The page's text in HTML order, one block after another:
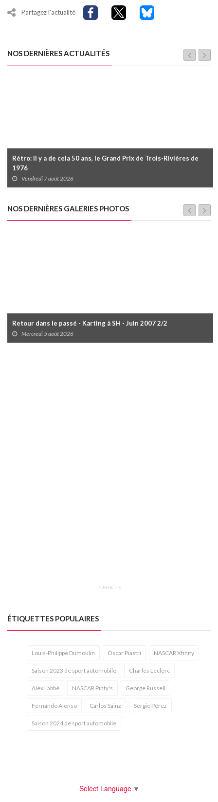
Partagez l'actualité
NOS DERNIÈRES ACTUALITÉS
Rétro: Il y a de cela 50 ans, le Grand Prix de Trois-Rivières de
1976
Vendredi 7 août 2026
NOS DERNIÈRES GALERIES PHOTOS
Retour dans le passé - Karting à SH - Juin 2007 2/2
Mercredi 5 août 2026
PUBLICITÉ
ÉTIQUETTES POPULAIRES
Louis-Philippe Dumoulin Oscar Piastri NASCAR Xfinity
Saison 2023 de sport automobile Charles Leclerc
Alex Labbé NASCAR Pinty's George Russell
Fernando Alonso Carlos Sainz Sergio Pérez
Saison 2024 de sport automobile
Select Language ▼